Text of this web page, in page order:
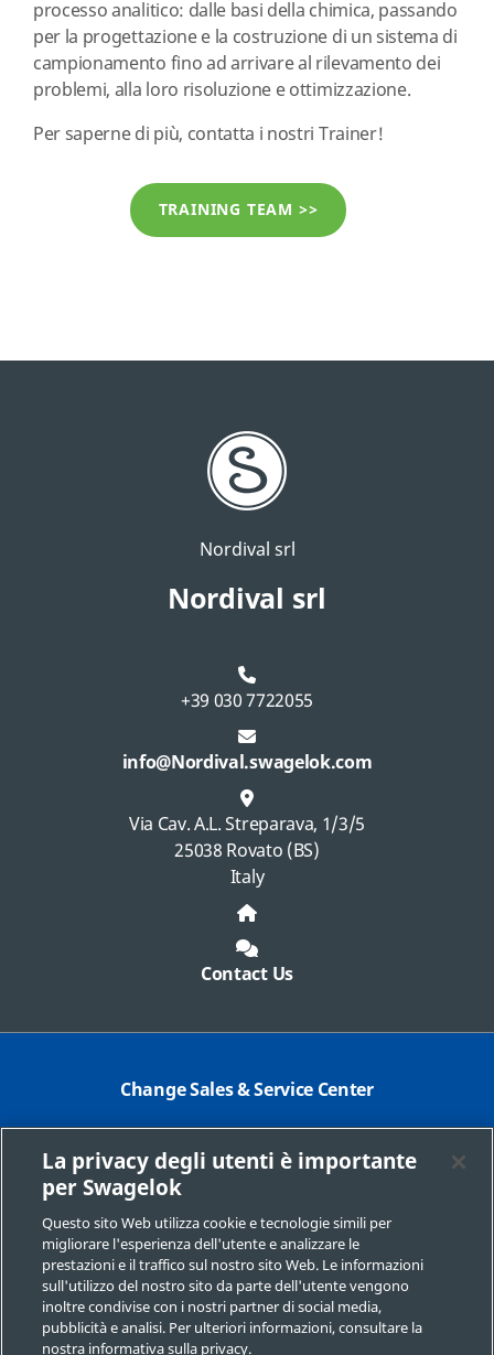
processo analitico: dalle basi della chimica, passando
per la progettazione e la costruzione di un sistema di
campionamento fino ad arrivare al rilevamento dei
problemi, alla loro risoluzione e ottimizzazione.
Per saperne di più, contatta i nostri Trainer!
TRAINING TEAM >>
Nordival srl
Nordival srl
+39 030 7722055
info@Nordival.swagelok.com
Via Cav. A.L. Streparava, 1/3/5
25038 Rovato (BS)
Italy
Contact Us
Change Sales & Service Center
Contact Corporate
Safe Product Selection
Legal
Swagelok.com
© 2025 Swagelok Italia | Nordival Srl
La privacy degli utenti è importante
per Swagelok
Questo sito Web utilizza cookie e tecnologie simili per
migliorare l'esperienza dell'utente e analizzare le
prestazioni e il traffico sul nostro sito Web. Le informazioni
sull'utilizzo del nostro sito da parte dell'utente vengono
inoltre condivise con i nostri partner di social media,
pubblicità e analisi. Per ulteriori informazioni, consultare la
nostra informativa sulla privacy.